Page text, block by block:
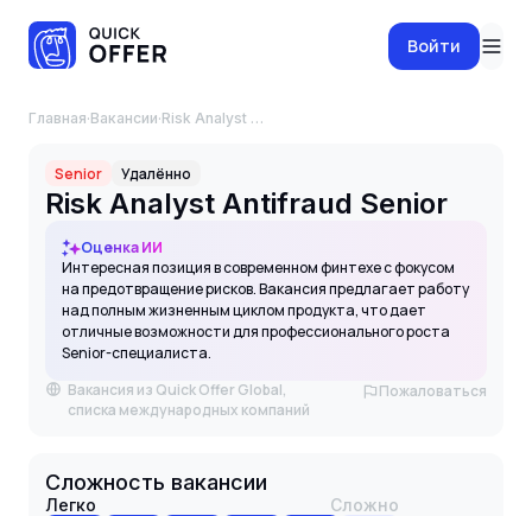
Войти
Главная·Вакансии· Risk Analyst Antifraud Senior
Senior Удалённо
Risk Analyst Antifraud Senior
Оценка ИИ
Интересная позиция в современном финтехе с фокусом
на предотвращение рисков. Вакансия предлагает работу
над полным жизненным циклом продукта, что дает
отличные возможности для профессионального роста
Senior-специалиста.
Вакансия из Quick Offer Global,
списка международных компаний
Пожаловаться
Сложность вакансии
Легко Сложно